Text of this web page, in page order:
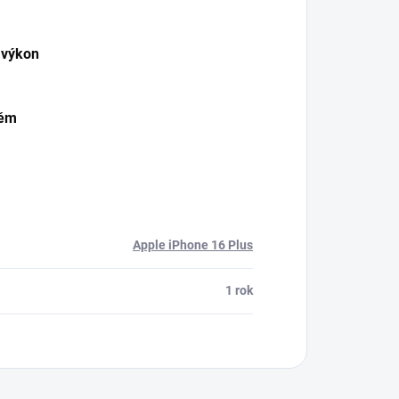
Apple iPhone 16 Plus
1 rok